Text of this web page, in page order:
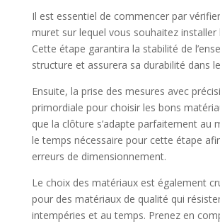
Il est essentiel de commencer par
muret sur lequel vous souhaitez installer
Cette étape garantira la stabilité de
structure et assurera sa durabilité dans
Ensuite, la prise des mesures avec
primordiale pour choisir les bons
que la clôture s’adapte parfaitement au
le temps nécessaire pour cette étape
erreurs de dimensionnement.
Le choix des matériaux est également
pour des matériaux de qualité qui
intempéries et au temps. Prenez en